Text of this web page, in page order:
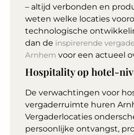
– altijd verbonden en
weten welke locaties
technologische
dan de inspirerende
Arnhem voor een actueel
Hospitality op hotel-
De verwachtingen voor
vergaderruimte huren
Vergaderlocaties
persoonlijke ontvangst,